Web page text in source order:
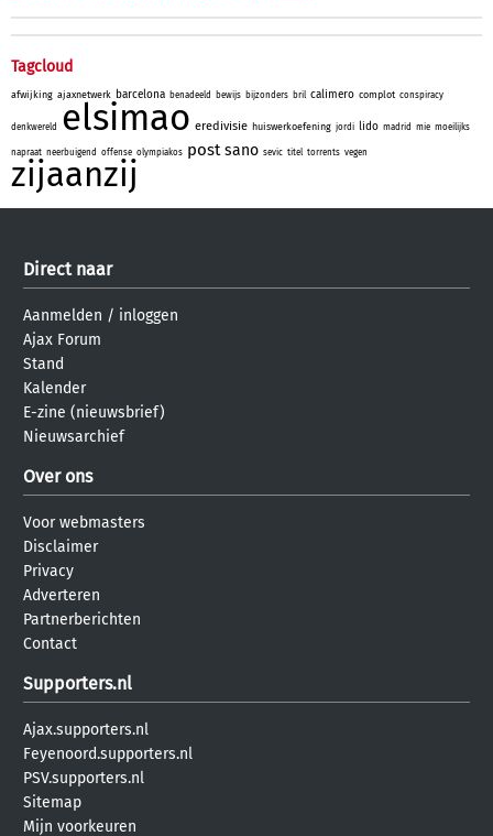
Tagcloud
afwijking ajaxnetwerk barcelona benadeeld bewijs bijzonders bril calimero complot conspiracy
denkwereld elsimao eredivisie huiswerkoefening jordi lido madrid mie moeilijks
napraat neerbuigend offense olympiakos post sano sevic titel torrents vegen
zijaanzij
Direct naar
Aanmelden / inloggen
Ajax Forum
Stand
Kalender
E-zine (nieuwsbrief)
Nieuwsarchief
Over ons
Voor webmasters
Disclaimer
Privacy
Adverteren
Partnerberichten
Contact
Supporters.nl
Ajax.supporters.nl
Feyenoord.supporters.nl
PSV.supporters.nl
Sitemap
Mijn voorkeuren